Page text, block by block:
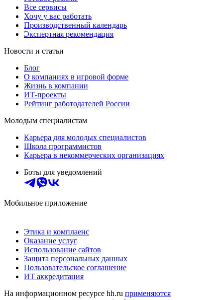
Все сервисы
Хочу у вас работать
Производственный календарь
Экспертная рекомендация
Новости и статьи
Блог
О компаниях в игровой форме
Жизнь в компании
ИТ-проекты
Рейтинг работодателей России
Молодым специалистам
Карьера для молодых специалистов
Школа программистов
Карьера в некоммерческих организациях
Боты для уведомлений
Мобильное приложение
Этика и комплаенс
Оказание услуг
Использование сайтов
Защита персональных данных
Пользовательское соглашение
ИТ аккредитация
На информационном ресурсе hh.ru применяются